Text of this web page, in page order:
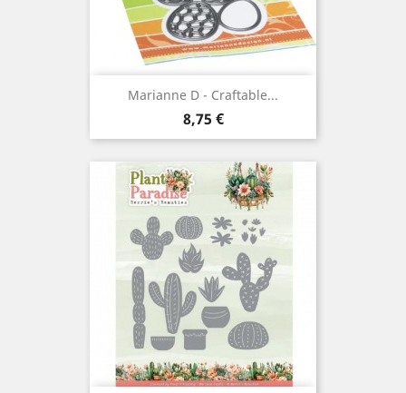
Marianne D - Craftable...
Prix
8,75 €